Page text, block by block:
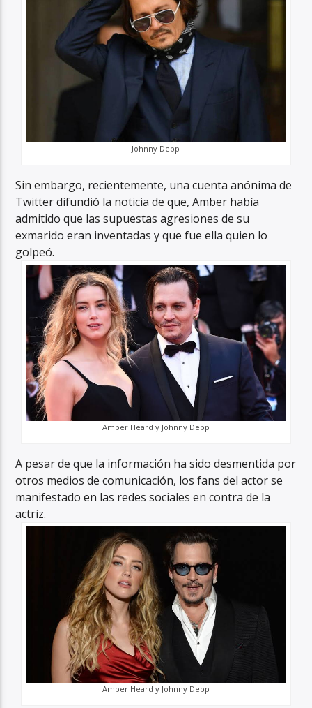
Johnny Depp
Sin embargo, recientemente, una cuenta anónima de
Twitter difundió la noticia de que, Amber había
admitido que las supuestas agresiones de su
exmarido eran inventadas y que fue ella quien lo
golpeó.
Amber Heard y Johnny Depp
A pesar de que la información ha sido desmentida por
otros medios de comunicación, los fans del actor se
manifestado en las redes sociales en contra de la
actriz.
Amber Heard y Johnny Depp